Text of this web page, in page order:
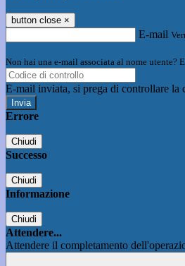
button close ×
E-mail
Non hai una e-mail associata al nome utente?
E-mail inviata, si prega di controllare la
Errore
Chiudi
Successo
Chiudi
Informazione
Chiudi
Attendere...
Attendere il completamento